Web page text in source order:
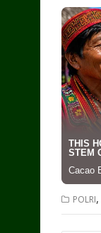
POLRI,